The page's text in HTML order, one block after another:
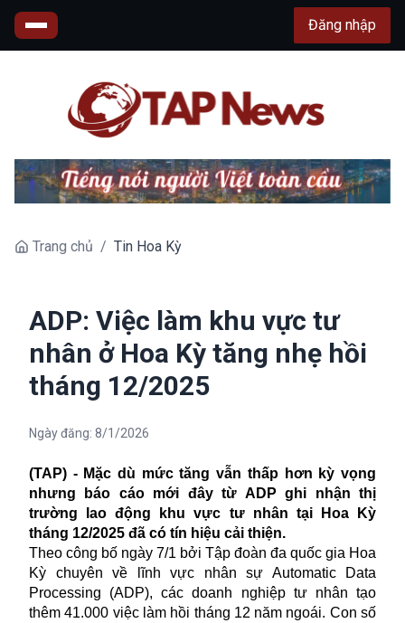
Đăng nhập
Trang chủ / Tin Hoa Kỳ
ADP: Việc làm khu vực tư
nhân ở Hoa Kỳ tăng nhẹ hồi
tháng 12/2025
Ngày đăng: 8/1/2026
(TAP) - Mặc dù mức tăng vẫn thấp hơn kỳ vọng
nhưng báo cáo mới đây từ ADP ghi nhận thị
trường lao động khu vực tư nhân tại Hoa Kỳ
tháng 12/2025 đã có tín hiệu cải thiện.
Theo công bố ngày 7/1 bởi Tập đoàn đa quốc gia Hoa
Kỳ chuyên về lĩnh vực nhân sự Automatic Data
Processing (ADP), các doanh nghiệp tư nhân tạo
thêm 41.000 việc làm hồi tháng 12 năm ngoái. Con số